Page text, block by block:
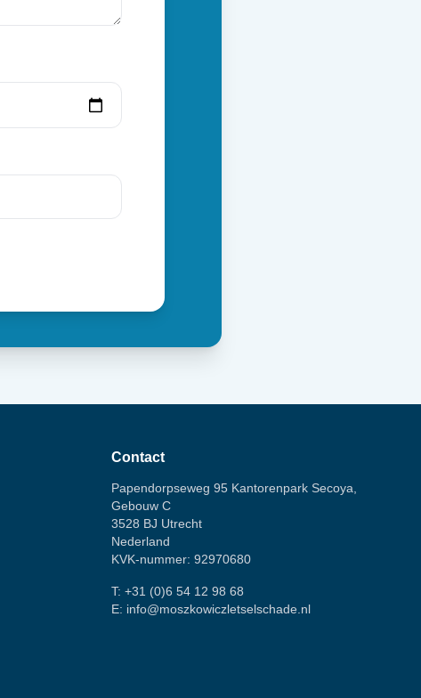
Contact
Papendorpseweg 95 Kantorenpark Secoya,
Gebouw C
3528 BJ Utrecht
Nederland
KVK-nummer: 92970680
T: +31 (0)6 54 12 98 68
E: info@moszkowiczletselschade.nl